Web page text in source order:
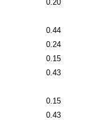
0.20
0.44
0.24
0.15
0.43
0.15
0.43